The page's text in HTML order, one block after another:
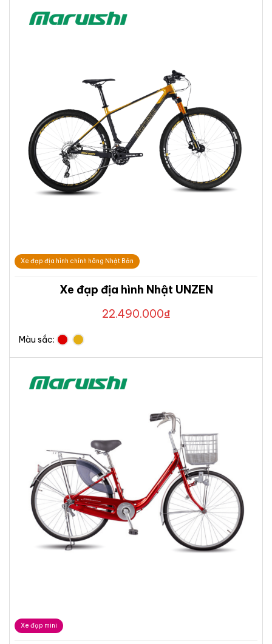
Xe đạp địa hình chính hãng Nhật Bản
Xe đạp địa hình Nhật UNZEN
22.490.000₫
Màu sắc:
Xe đạp mini